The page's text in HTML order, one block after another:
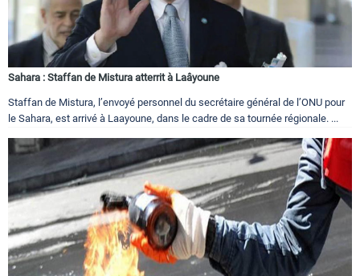
Sahara : Staffan de Mistura atterrit à Laâyoune
Staffan de Mistura, l’envoyé personnel du secrétaire général de l’ONU pour
le Sahara, est arrivé à Laayoune, dans le cadre de sa tournée régionale. ...